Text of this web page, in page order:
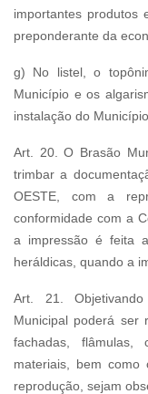
importantes produtos
preponderante da
g) No listel, o
Município e os
instalação do Município.
Art. 20. O Brasão
trimbar a
OESTE, com a
conformidade com a
a impressão é feita
heráldicas, quando a
Art. 21.
Municipal poderá ser
fachadas, flâmulas,
materiais, bem
reprodução, sejam